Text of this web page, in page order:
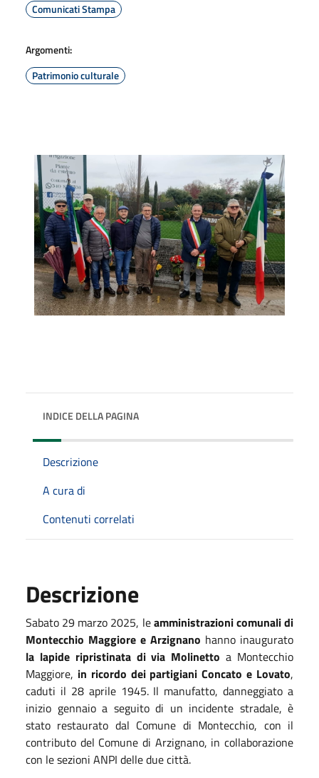
Comunicati Stampa
Argomenti:
Patrimonio culturale
INDICE DELLA PAGINA
Descrizione
A cura di
Contenuti correlati
Descrizione
Sabato 29 marzo 2025, leamministrazioni comunali di
Montecchio Maggiore e Arzignano hanno inaugurato
la lapide ripristinata di via Molinetto a Montecchio
Maggiore, in ricordo dei partigiani Concato e Lovato,
caduti il 28 aprile 1945. Il manufatto, danneggiato a
inizio gennaio a seguito di un incidente stradale, è
stato restaurato dal Comune di Montecchio, con il
contributo del Comune di Arzignano, in collaborazione
con le sezioni ANPI delle due città.